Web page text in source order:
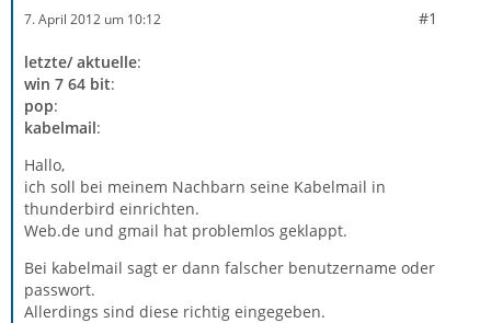
7. April 2012 um 10:12 #1
letzte/ aktuelle:
win 7 64 bit:
pop:
kabelmail:
Hallo,
ich soll bei meinem Nachbarn seine Kabelmail in
thunderbird einrichten.
Web.de und gmail hat problemlos geklappt.
Bei kabelmail sagt er dann falscher benutzername oder
passwort.
Allerdings sind diese richtig eingegeben.